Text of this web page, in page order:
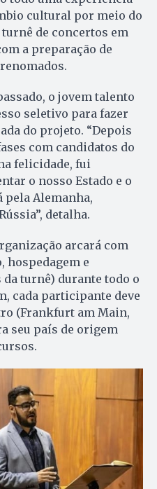
cultural por meio do
de concertos em
a preparação de
o jovem talento
seletivo para fazer
do projeto. “Depois
com candidatos do
felicidade, fui
o nosso Estado e o
pela Alemanha,
detalha.
arcará com
hospedagem e
turnê) durante todo o
cada participante deve
(Frankfurt am Main,
seu país de origem